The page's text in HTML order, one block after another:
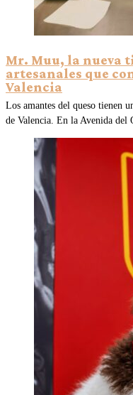
Mr. Muu, la nueva
artesanales que
Valencia
Los amantes del queso tienen
de Valencia. En la Avenida del